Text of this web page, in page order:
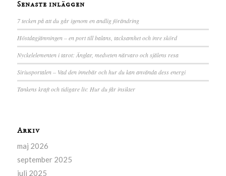
Senaste inläggen
7 tecken på att du går igenom en andlig förändring
Höstdagjämningen – en port till balans, tacksamhet och inre skörd
Nyckelelementen i tarot: Änglar, medveten närvaro och själens resa
Siriusportalen – Vad den innebär och hur du kan använda dess energi
Tankens kraft och tidigare liv: Hur du får insikter
Arkiv
maj 2026
september 2025
juli 2025